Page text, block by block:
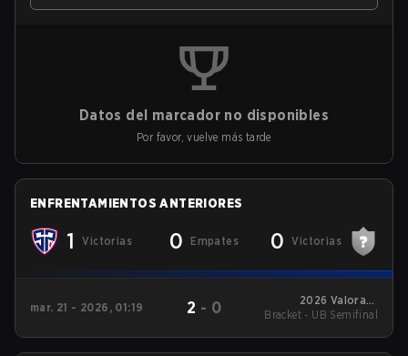
Datos del marcador no disponibles
Por favor, vuelve más tarde
ENFRENTAMIENTOS ANTERIORES
1 Victorias 0 Empates 0 Victorias
mar. 21 - 2026, 01:19 2 - 0
2026 Valorant
Challengers
Bracket - UB Semifinal